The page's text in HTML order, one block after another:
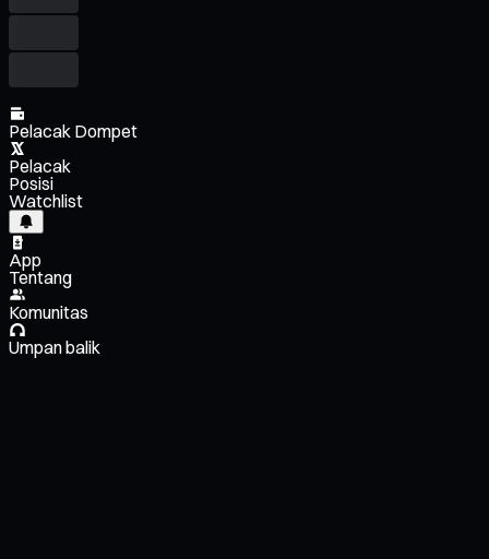
Pelacak Dompet
Pelacak
Posisi
Watchlist
App
Tentang
Komunitas
Umpan balik